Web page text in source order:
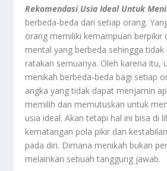
Rekomendasi Usia Ideal Untuk
berbeda-beda dari setiap orang.
orang memiliki kemampuan berpikir
mental yang berbeda sehingga tidak
ratakan semuanya. Oleh karena itu,
menikah berbeda-beda bagi setiap
angka yang tidak dapat menjamin
memilih dan memutuskan untuk
usia ideal. Akan tetapi hal ini bisa di
kematangan pola pikir dan
pada diri. Dimana menikah bukan
melainkan sebuah tanggung jawab.